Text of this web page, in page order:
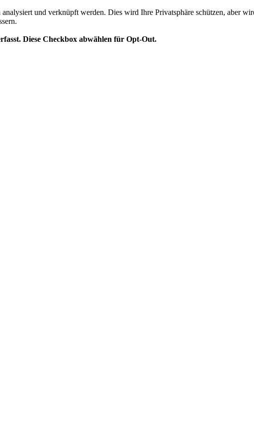
und verknüpft werden. Dies wird Ihre Privatsphäre schützen, aber
Diese Checkbox abwählen für Opt-Out.